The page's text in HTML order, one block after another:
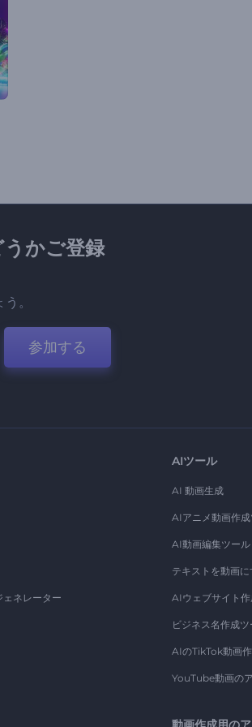
かご登録
。
参加する
ェネレーター
AIツール
AI 動画生成
AIアニメ動画作
AI動画編集ツール
テキストを動画
AIウェブサイト作
ビジネス名作成ツ
AIのTikTok動画
YouTube動画の